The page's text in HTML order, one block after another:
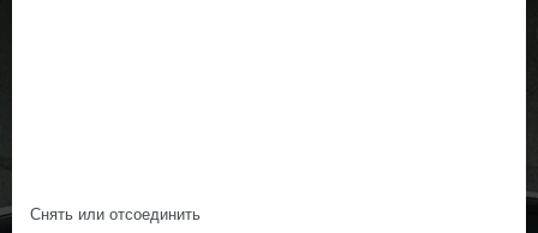
Снять или отсоединить